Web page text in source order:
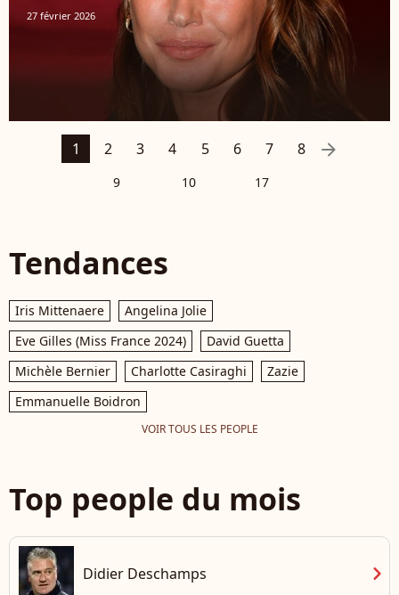
27 février 2026
1 2 3 4 5 6 7 8
9 10 17
arrow_right
Tendances
Iris Mittenaere
Angelina Jolie
Eve Gilles (Miss France 2024)
David Guetta
Michèle Bernier
Charlotte Casiraghi
Zazie
Emmanuelle Boidron
VOIR TOUS LES PEOPLE
Top people du mois
Didier Deschamps chevron_right